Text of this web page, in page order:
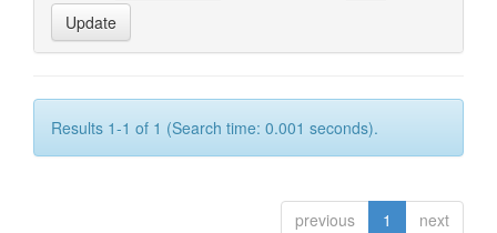
Results 1-1 of 1 (Search time: 0.001 seconds).
previous 1 next